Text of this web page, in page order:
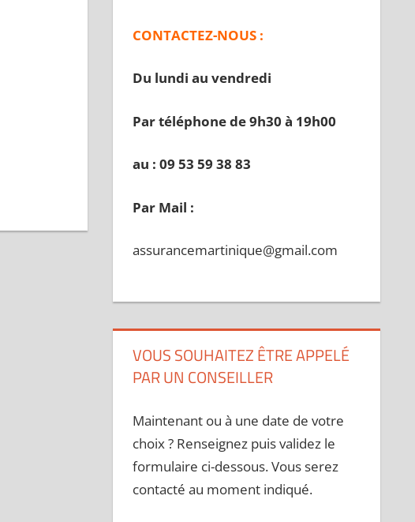
CONTACTEZ-NOUS :
Du lundi au vendredi
Par téléphone de 9h30 à 19h00
au : 09 53 59 38 83
Par Mail :
assurancemartinique@gmail.com
VOUS SOUHAITEZ ÊTRE APPELÉ
PAR UN CONSEILLER
Maintenant ou à une date de votre
choix ? Renseignez puis validez le
formulaire ci-dessous. Vous serez
contacté au moment indiqué.